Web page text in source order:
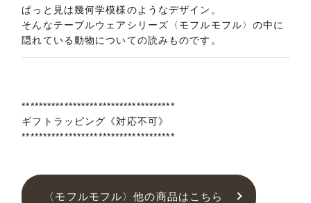
ぱっと見は幾何学模様のようなデザイン。
そんなテーブルウェアシリーズ〈モフルモフル〉の中に
隠れている動物についての読みものです。
************************************
ギフトラッピング《対応不可》
************************************
〈モフルモフル〉他の商品はこちら